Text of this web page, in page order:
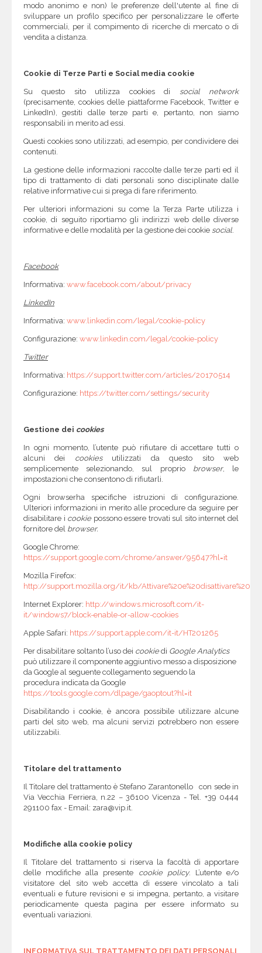
modo anonimo e non) le preferenze dell'utente al fine di
sviluppare un profilo specifico per personalizzare le offerte
commerciali, per il compimento di ricerche di mercato o di
vendita a distanza.
Cookie di Terze Parti e Social media cookie
Su questo sito utilizza cookies di social network
(precisamente, cookies delle piattaforme Facebook, Twitter e
LinkedIn), gestiti dalle terze parti e, pertanto, non siamo
responsabili in merito ad essi.
Questi cookies sono utilizzati, ad esempio, per condividere dei
contenuti.
La gestione delle informazioni raccolte dalle terze parti ed il
tipo di trattamento di dati personali sono disciplinate dalle
relative informative cui si prega di fare riferimento.
Per ulteriori informazioni su come la Terza Parte utilizza i
cookie, di seguito riportiamo gli indirizzi web delle diverse
informative e delle modalità per la gestione dei cookie social.
Facebook
Informativa: www.facebook.com/about/privacy
LinkedIn
Informativa: www.linkedin.com/legal/cookie-policy
Configurazione: www.linkedin.com/legal/cookie-policy
Twitter
Informativa: https://support.twitter.com/articles/20170514
Configurazione: https://twitter.com/settings/security
Gestione dei cookies
In ogni momento, l’utente può rifiutare di accettare tutti o
alcuni dei cookies utilizzati da questo sito web
semplicemente selezionando, sul proprio browser, le
impostazioni che consentono di rifiutarli.
Ogni browserha specifiche istruzioni di configurazione.
Ulteriori informazioni in merito alle procedure da seguire per
disabilitare i cookie possono essere trovati sul sito internet del
fornitore del browser.
Google Chrome:
https://support.google.com/chrome/answer/95647?hl=it
Mozilla Firefox:
http://support.mozilla.org/it/kb/
Internet Explorer: http://windows.microsoft.com/it-
it/windows7/block-enable-or-allow-cookies
Apple Safari: https://support.apple.com/it-it/HT201265
Per disabilitare soltanto l’uso dei cookiedi Google Analytics
può utilizzare il componente aggiuntivo messo a disposizione
da Google al seguente collegamento seguendo la
procedura indicata da Google
https://tools.google.com/dlpage/gaoptout?hl=it
Disabilitando i cookie, è ancora possibile utilizzare alcune
parti del sito web, ma alcuni servizi potrebbero non essere
utilizzabili.
Titolare del trattamento
Il Titolare del trattamento è Stefano Zarantonello con sede in
Via Vecchia Ferriera, n.22 – 36100 Vicenza - Tel. +39 0444
291100 fax - Email: zara@vip.it.
Modifiche alla cookie policy
Il Titolare del trattamento si riserva la facoltà di apportare
delle modifiche alla presente cookie policy. L’utente e/o
visitatore del sito web accetta di essere vincolato a tali
eventuali e future revisioni e si impegna, pertanto, a visitare
periodicamente questa pagina per essere informato su
eventuali variazioni.
INFORMATIVA SUL TRATTAMENTO DEI DATI PERSONALI